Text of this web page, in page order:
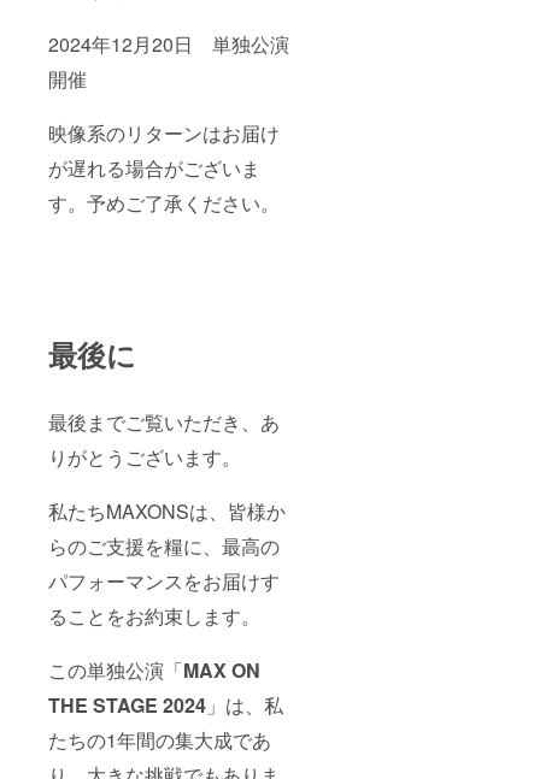
2024年12月20日 単独公演
開催
映像系のリターンはお届け
が遅れる場合がございま
す。予めご了承ください。
最後に
最後までご覧いただき、あ
りがとうございます。
私たちMAXONSは、皆様か
らのご支援を糧に、最高の
パフォーマンスをお届けす
ることをお約束します。
この単独公演「MAX ON
THE STAGE 2024 」は、私
たちの1年間の集大成であ